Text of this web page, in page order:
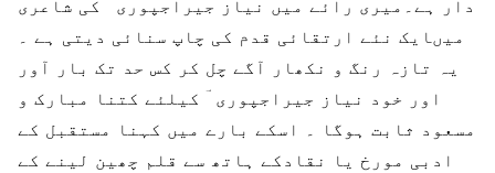
دار ہے۔میری رائے میں نیاز جیراجپوری ؔ کی شاعری
میںایک نئے ارتقائی قدم کی چاپ سنائی دیتی ہے ۔
یہ تازہ رنگ و نکھار آگے چل کر کس حد تک بار آور
اور خود نیاز جیراجپوری ؔ کیلئے کتنا مبارک و
مسعود ثابت ہوگا ۔ اسکے بارے میں کہنا مستقبل کے
ادبی مورخ یا نقادکے ہاتھ سے قلم چھین لینے کے